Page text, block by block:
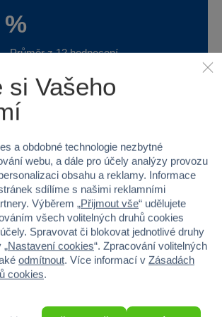
%
Průměr z 12 hodnocení
a pomozte ostatním s výběrem.
pro vnučku
si Vašeho
a obdobné technologie nezbytné
webu, a dále pro účely analýzy provozu
obsahu a reklamy. Informace
sdílíme s našimi reklamními
Výběrem „Přijmout vše“ udělujete
všech volitelných druhů cookies
Spravovat či blokovat jednotlivé druhy
„Nastavení cookies“. Zpracování volitelných
odmítnout. Více informací v Zásadách
cookies.